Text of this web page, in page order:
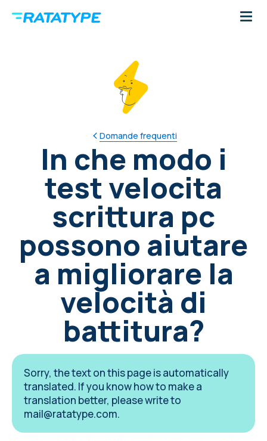
Domande frequenti
In che modo i
test velocita
scrittura pc
possono aiutare
a migliorare la
velocità di
battitura?
Sorry, the text on this page is automatically
translated. If you know how to make a
translation better, please write to
mail@ratatype.com.